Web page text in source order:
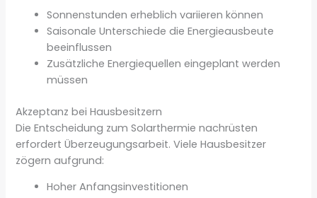
Sonnenstunden erheblich variieren können
Saisonale Unterschiede die Energieausbeute
beeinflussen
Zusätzliche Energiequellen eingeplant werden
müssen
Akzeptanz bei Hausbesitzern
Die Entscheidung zum Solarthermie nachrüsten
erfordert Überzeugungsarbeit. Viele Hausbesitzer
zögern aufgrund:
Hoher Anfangsinvestitionen